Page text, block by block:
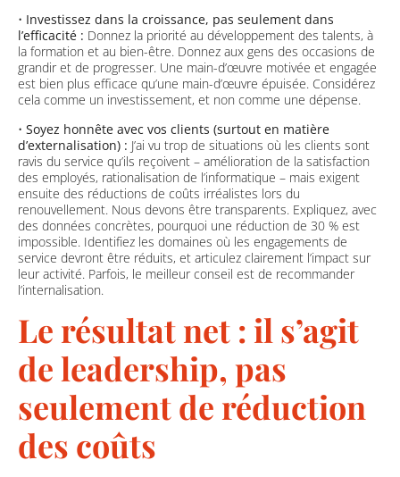
• Investissez dans la croissance, pas seulement dans
l’efficacité : Donnez la priorité au développement des talents, à
la formation et au bien-être. Donnez aux gens des occasions de
grandir et de progresser. Une main-d’œuvre motivée et engagée
est bien plus efficace qu’une main-d’œuvre épuisée. Considérez
cela comme un investissement, et non comme une dépense.
• Soyez honnête avec vos clients (surtout en matière
d’externalisation) : J’ai vu trop de situations où les clients sont
ravis du service qu’ils reçoivent – amélioration de la satisfaction
des employés, rationalisation de l’informatique – mais exigent
ensuite des réductions de coûts irréalistes lors du
renouvellement. Nous devons être transparents. Expliquez, avec
des données concrètes, pourquoi une réduction de 30 % est
impossible. Identifiez les domaines où les engagements de
service devront être réduits, et articulez clairement l’impact sur
leur activité. Parfois, le meilleur conseil est de recommander
l’internalisation.
Le résultat net : il s’agit
de leadership, pas
seulement de réduction
des coûts